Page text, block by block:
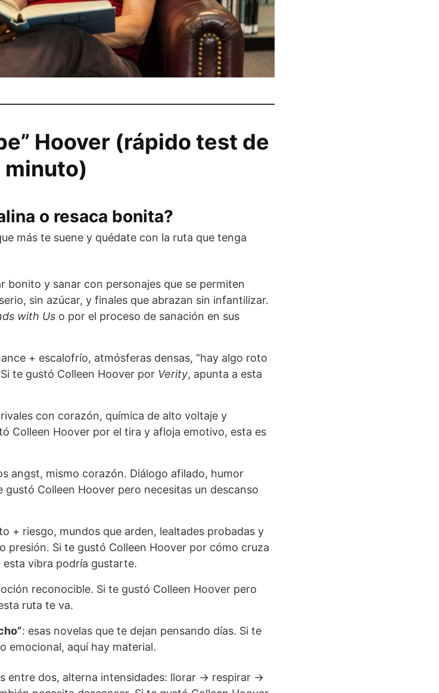
Hoover (rápido test de
minuto)
o resaca bonita?
más te suene y quédate con la ruta que tenga
bonito y sanar con personajes que se permiten
sin azúcar, y finales que abrazan sin infantilizar.
with Us o por el proceso de sanación en sus
+ escalofrío, atmósferas densas, “hay algo roto
te gustó Colleen Hoover por Verity, apunta a esta
con corazón, química de alto voltaje y
Colleen Hoover por el tira y afloja emotivo, esta es
angst, mismo corazón. Diálogo afilado, humor
Colleen Hoover pero necesitas un descanso
+ riesgo, mundos que arden, lealtades probadas y
presión. Si te gustó Colleen Hoover por cómo cruza
esta vibra podría gustarte.
reconocible. Si te gustó Colleen Hoover pero
ruta te va.
: esas novelas que te dejan pensando días. Si te
emocional, aquí hay material.
entre dos, alterna intensidades: llorar → respirar →